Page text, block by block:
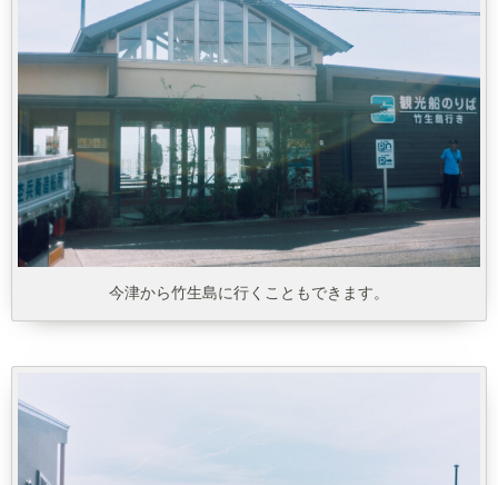
今津から竹生島に行くこともできます。